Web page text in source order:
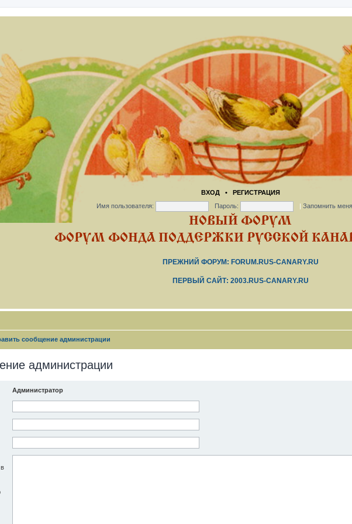
ВХОД• РЕГИСТРАЦИЯ
Имя пользователя:
Пароль: | Запомнить меня
НОВЫЙ ФОРУМ
ФОРУМ ФОНДА ПОДДЕРЖКИ РУССКОЙ
ПРЕЖНИЙ ФОРУМ: FORUM.RUS-CANARY.RU
ПЕРВЫЙ САЙТ: 2003.RUS-CANARY.RU
сообщение администрации
администрации
Администратор